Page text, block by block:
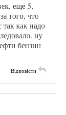
еще 5,
того, что
так как надо
ну
бензин
Відповісти